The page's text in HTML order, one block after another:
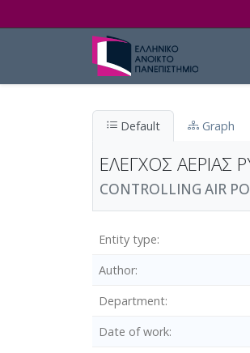
Default Graph
ΕΛΕΓΧΟΣ
CONTROLLING AIR
Entity type
Author
Department
Date of work